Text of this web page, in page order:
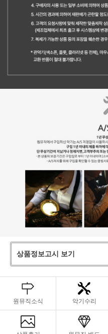
상품정보고시 보기
원뮤직소식 악기수리